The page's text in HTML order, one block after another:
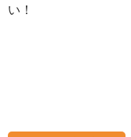
い！